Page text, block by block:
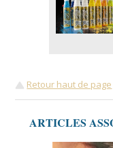
Retour haut de page
ARTICLES